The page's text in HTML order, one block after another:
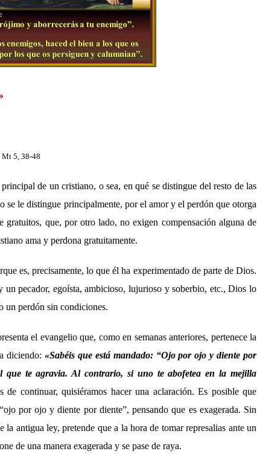
5, 38-48
de un cristiano, o sea, en qué se distingue del resto de las
se le distingue principalmente, por el amor y el perdón que otorga
gratuitos, que, por otro lado, no exigen compensación alguna de
ama y perdona gratuitamente.
es, precisamente, lo que él ha experimentado de parte de Dios.
pecador, egoísta, ambicioso, lujurioso y soberbio, etc., Dios lo
un perdón sin condiciones.
el evangelio que, como en semanas anteriores, pertenece la
diciendo: «Sabéis que está mandado: “Ojo por ojo y diente por
que te agravia. Al contrario, si uno te abofetea en la mejilla
de continuar, quisiéramos hacer una aclaración. Es posible que
por ojo y diente por diente”, pensando que es exagerada. Sin
antigua ley, pretende que a la hora de tomar represalias ante un
de una manera exagerada y se pase de raya.